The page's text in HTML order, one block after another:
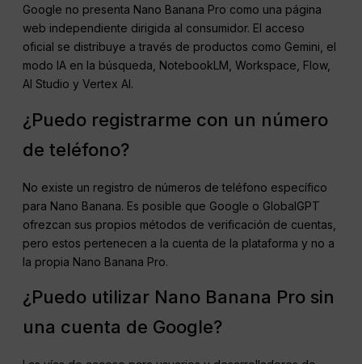
Google no presenta Nano Banana Pro como una página
web independiente dirigida al consumidor. El acceso
oficial se distribuye a través de productos como Gemini, el
modo IA en la búsqueda, NotebookLM, Workspace, Flow,
AI Studio y Vertex AI.
¿Puedo registrarme con un número
de teléfono?
No existe un registro de números de teléfono específico
para Nano Banana. Es posible que Google o GlobalGPT
ofrezcan sus propios métodos de verificación de cuentas,
pero estos pertenecen a la cuenta de la plataforma y no a
la propia Nano Banana Pro.
¿Puedo utilizar Nano Banana Pro sin
una cuenta de Google?